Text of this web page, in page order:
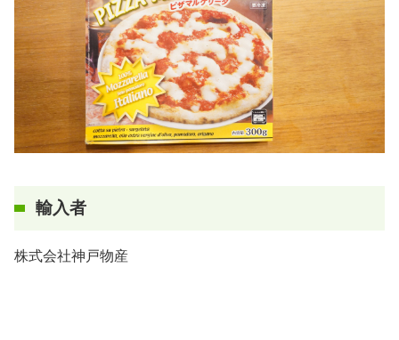
輸入者
株式会社神戸物産